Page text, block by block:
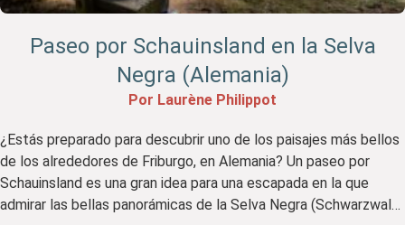
Paseo por Schauinsland en la Selva
Negra (Alemania)
Por Laurène Philippot
¿Estás preparado para descubrir uno de los paisajes más bellos
de los alrededores de Friburgo, en Alemania? Un paseo por
Schauinsland es una gran idea para una escapada en la que
admirar las bellas panorámicas de la Selva Negra (Schwarzwald)